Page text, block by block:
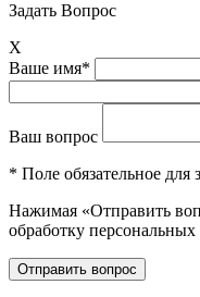
Задать Вопрос
X
Ваше имя*
Ваш вопрос
* Поле обязательное для
Нажимая «Отправить
обработку